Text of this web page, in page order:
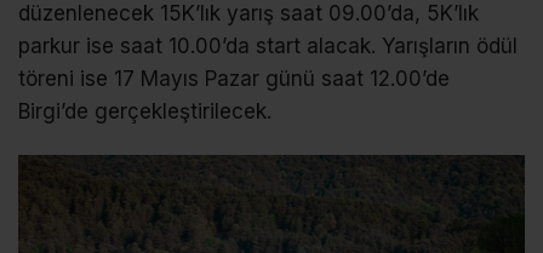
düzenlenecek 15K’lık yarış saat 09.00’da, 5K’lık
parkur ise saat 10.00’da start alacak. Yarışların ödül
töreni ise 17 Mayıs Pazar günü saat 12.00’de
Birgi’de gerçekleştirilecek.